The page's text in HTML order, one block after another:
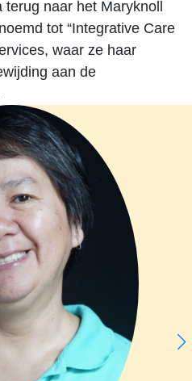
terug naar het Maryknoll
tot “Integrative Care
waar ze haar
aan de